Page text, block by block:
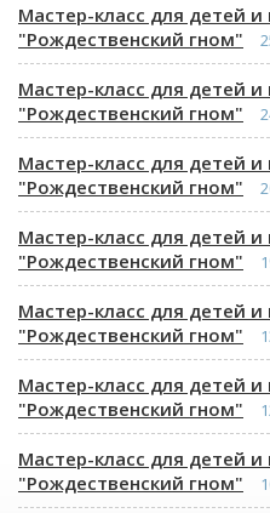
Мастер-класс для детей и
"Рождественский гном"
Мастер-класс для детей и
"Рождественский гном"
Мастер-класс для детей и
"Рождественский гном"
Мастер-класс для детей и
"Рождественский гном"
Мастер-класс для детей и
"Рождественский гном"
Мастер-класс для детей и
"Рождественский гном"
Мастер-класс для детей и
"Рождественский гном"